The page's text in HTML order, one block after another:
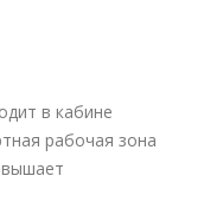
в кабине
рабочая зона